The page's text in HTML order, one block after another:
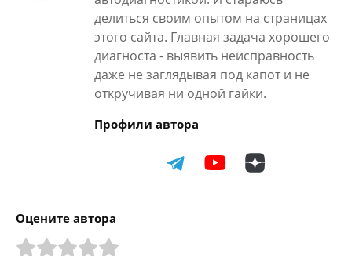
делиться своим опытом на страницах
этого сайта. Главная задача хорошего
диагноста - выявить неисправность
даже не заглядывая под капот и не
откручивая ни одной гайки.
Профили автора
Оцените автора